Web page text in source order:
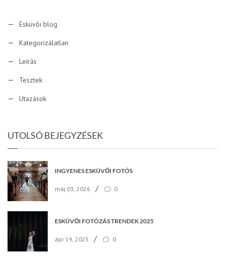
Esküvői blog
Kategorizálatlan
Leírás
Tesztek
Utazások
UTOLSÓ BEJEGYZÉSEK
INGYENES ESKÜVŐI FOTÓS
máj 03, 2026 / 0
ESKÜVŐI FOTÓZÁS TRENDEK 2025
ápr 19, 2025 / 0